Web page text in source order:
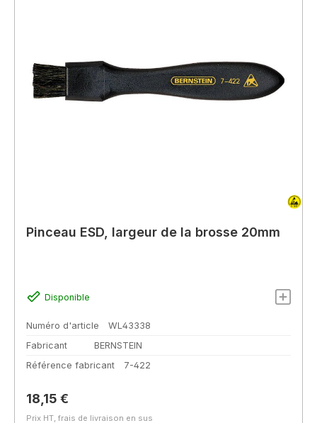
Pinceau ESD, largeur de la brosse 20mm
Disponible
Numéro d'article
WL43338
Fabricant
BERNSTEIN
Référence fabricant
7-422
Prix régulier :
18,15 €
Prix HT, frais de livraison en sus